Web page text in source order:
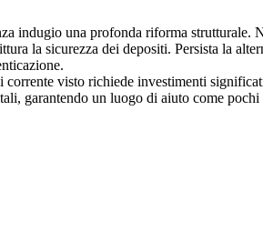
indugio una profonda riforma strutturale.
la sicurezza dei depositi. Persista la
visto richiede investimenti
garantendo un luogo di aiuto come pochi